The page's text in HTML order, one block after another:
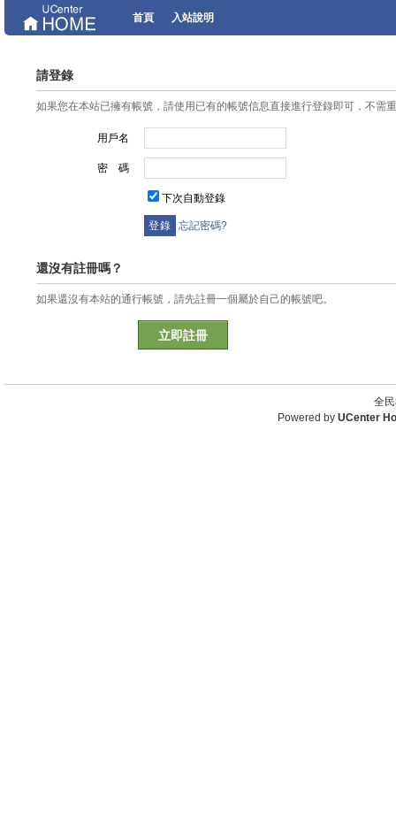
首頁 入站說明
請登錄
如果您在本站已擁有帳號，請使用已有的帳號信息直接進行登錄即可，不需
用戶名
密 碼
下次自動登錄
忘記密碼?
還沒有註冊嗎？
如果還沒有本站的通行帳號，請先註冊一個屬於自己的帳號吧。
立即註冊
全
Powered by UCenter